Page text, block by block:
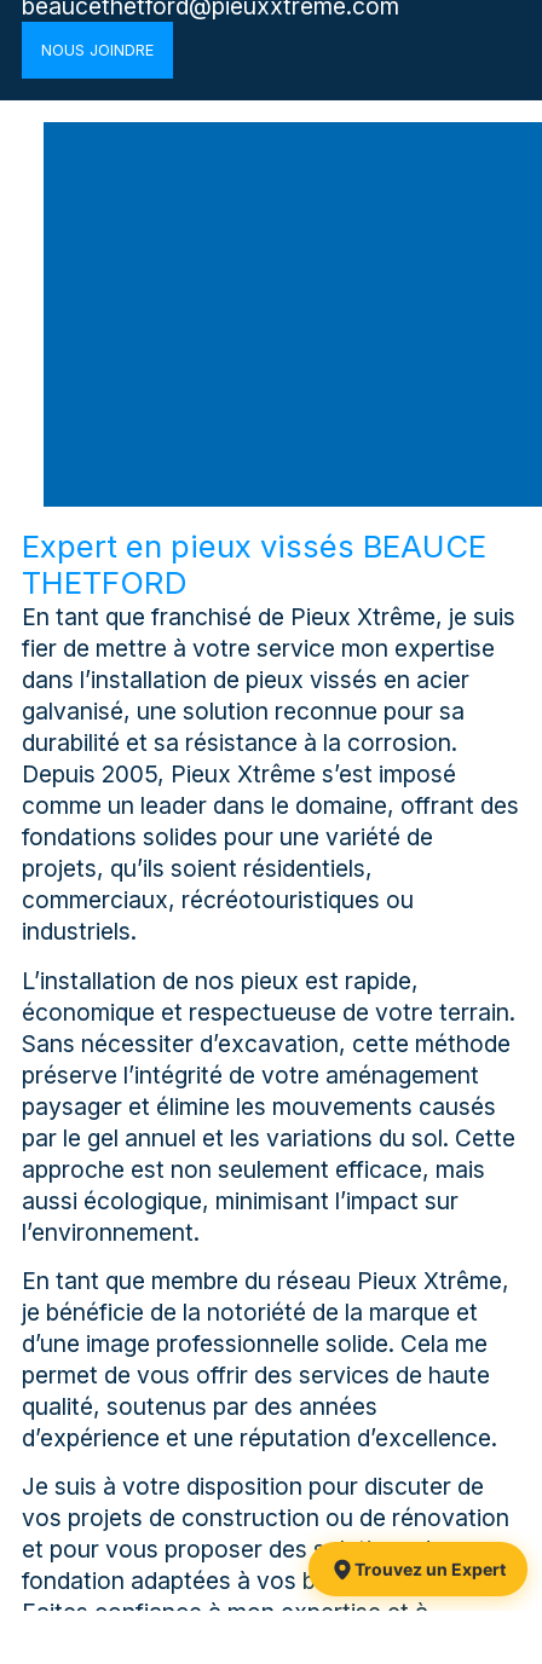
beaucethetford@pieuxxtreme.com
NOUS JOINDRE
Expert en pieux vissés BEAUCE
THETFORD
En tant que franchisé de Pieux Xtrême, je suis
fier de mettre à votre service mon expertise
dans l’installation de pieux vissés en acier
galvanisé, une solution reconnue pour sa
durabilité et sa résistance à la corrosion.
Depuis 2005, Pieux Xtrême s’est imposé
comme un leader dans le domaine, offrant des
fondations solides pour une variété de
projets, qu’ils soient résidentiels,
commerciaux, récréotouristiques ou
industriels.
L’installation de nos pieux est rapide,
économique et respectueuse de votre terrain.
Sans nécessiter d’excavation, cette méthode
préserve l’intégrité de votre aménagement
paysager et élimine les mouvements causés
par le gel annuel et les variations du sol. Cette
approche est non seulement efficace, mais
aussi écologique, minimisant l’impact sur
l’environnement.
En tant que membre du réseau Pieux Xtrême,
je bénéficie de la notoriété de la marque et
d’une image professionnelle solide. Cela me
permet de vous offrir des services de haute
qualité, soutenus par des années
d’expérience et une réputation d’excellence.
Je suis à votre disposition pour discuter de
vos projets de construction ou de rénovation
et pour vous proposer des solutions de
fondation adaptées à vos besoins spécifiques.
Faites confiance à mon expertise et à
Trouvez un Expert